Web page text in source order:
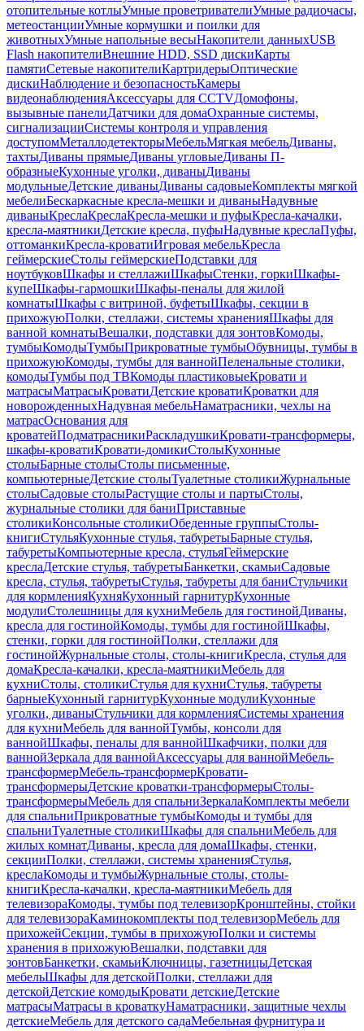
отопительные котлыУмные проветривателиУмные радиочасы,
метеостанцииУмные кормушки и поилки для
животныхУмные напольные весыНакопители данныхUSB
Flash накопителиВнешние HDD, SSD дискиКарты
памятиСетевые накопителиКартридерыОптические
дискиНаблюдение и безопасностьКамеры
видеонаблюденияАксессуары для CCTVДомофоны,
вызывные панелиДатчики для домаОхранные системы,
сигнализацииСистемы контроля и управления
доступомМеталлодетекторыМебельМягкая мебельДиваны,
тахтыДиваны прямыеДиваны угловыеДиваны П-
образныеКухонные уголки, диваныДиваны
модульныеДетские диваныДиваны садовыеКомплекты мягкой
мебелиБескаркасные кресла-мешки и диваныНадувные
диваныКреслаКреслаКресла-мешки и пуфыКресла-качалки,
кресла-маятникиДетские кресла, пуфыНадувные креслаПуфы,
оттоманкиКресла-кроватиИгровая мебельКресла
геймерскиеСтолы геймерскиеПодставки для
ноутбуковШкафы и стеллажиШкафыСтенки, горкиШкафы-
купеШкафы-гармошкиШкафы-пеналы для жилой
комнатыШкафы с витриной, буфетыШкафы, секции в
прихожуюПолки, стеллажи, системы храненияШкафы для
ванной комнатыВешалки, подставки для зонтовКомоды,
тумбыКомодыТумбыПрикроватные тумбыОбувницы, тумбы в
прихожуюКомоды, тумбы для ваннойПеленальные столики,
комодыТумбы под ТВКомоды пластиковыеКровати и
матрасыМатрасыКроватиДетские кроватиКроватки для
новорожденныхНадувная мебельНаматрасники, чехлы на
матрасОснования для
кроватейПодматрасникиРаскладушкиКровати-трансформеры,
шкафы-кроватиКровати-домикиСтолыКухонные
столыБарные столыСтолы письменные,
компьютерныеДетские столыТуалетные столикиЖурнальные
столыСадовые столыРастущие столы и партыСтолы,
журнальные столики для баниПриставные
столикиКонсольные столикиОбеденные группыСтолы-
книгиСтульяКухонные стулья, табуретыБарные стулья,
табуретыКомпьютерные кресла, стульяГеймерские
креслаДетские стулья, табуретыБанкетки, скамьиСадовые
кресла, стулья, табуретыСтулья, табуреты для баниСтульчики
для кормленияКухняКухонный гарнитурКухонные
модулиСтолешницы для кухниМебель для гостинойДиваны,
кресла для гостинойКомоды, тумбы для гостинойШкафы,
стенки, горки для гостинойПолки, стеллажи для
гостинойЖурнальные столы, столы-книгиКресла, стулья для
домаКресла-качалки, кресла-маятникиМебель для
кухниСтолы, столикиСтулья для кухниСтулья, табуреты
барныеКухонный гарнитурКухонные модулиКухонные
уголки, диваныСтульчики для кормленияСистемы хранения
для кухниМебель для ваннойТумбы, консоли для
ваннойШкафы, пеналы для ваннойШкафчики, полки для
ваннойЗеркала для ваннойАксессуары для ваннойМебель-
трансформерМебель-трансформерКровати-
трансформерыДетские кроватки-трансформерыСтолы-
трансформерыМебель для спальниЗеркалаКомплекты мебели
для спальниПрикроватные тумбыКомоды и тумбы для
спальниТуалетные столикиШкафы для спальниМебель для
жилых комнатДиваны, кресла для домаШкафы, стенки,
секцииПолки, стеллажи, системы храненияСтулья,
креслаКомоды и тумбыЖурнальные столы, столы-
книгиКресла-качалки, кресла-маятникиМебель для
телевизораКомоды, тумбы под телевизорКронштейны, стойки
для телевизораКаминокомплекты под телевизорМебель для
прихожейСекции, тумбы в прихожуюПолки и системы
хранения в прихожуюВешалки, подставки для
зонтовБанкетки, скамьиКлючницы, газетницыДетская
мебельШкафы для детскойПолки, стеллажи для
детскойДетские комодыКровати детскиеДетские
матрасыМатрасы в кроваткуНаматрасники, защитные чехлы
детскиеМебель для детского садаМебельная фурнитура и